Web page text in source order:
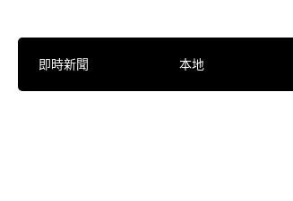
即時新聞 本地